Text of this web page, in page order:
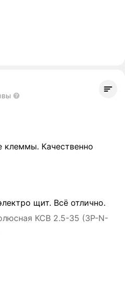
клеммы. Качественно
щит. Всё отлично.
КСВ 2.5-35 (3P-N-